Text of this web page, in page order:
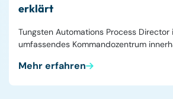
erklärt
Tungsten Automations Process Director
umfassendes Kommandozentrum
Mehr erfahren